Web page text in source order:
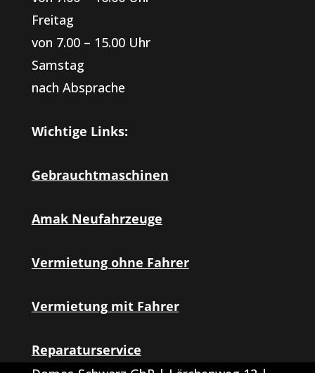
Freitag
von 7.00 – 15.00 Uhr
Samstag
nach Absprache
Wichtige Links:
Gebrauchtmaschinen
Amak Neufahrzeuge
Vermietung ohne Fahrer
Vermietung mit Fahrer
Reparaturservice